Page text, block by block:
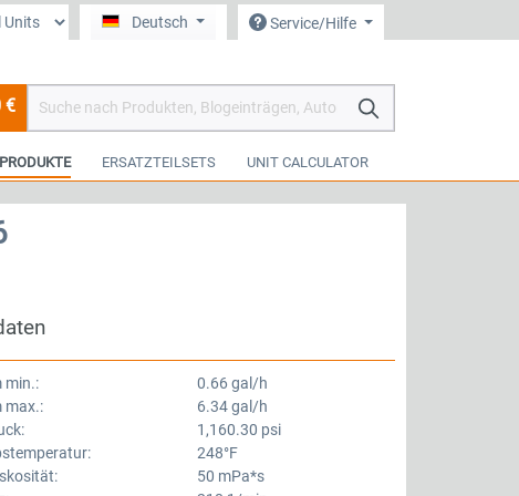
Deutsch Service/Hilfe
€Warenkorb enthält 0 Positionen. Der Gesamtwert beträgt 0,00 €.
PRODUKTE ERSATZTEILSETS UNIT CALCULATOR
min.:
max.:
0.66 gal/h
6.34 gal/h
1,160.30 psi
248°F
50 mPa*s